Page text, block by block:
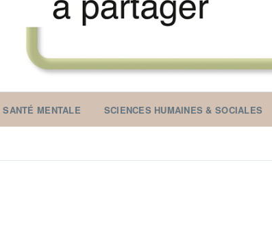
SANTÉ MENTALE SCIENCES HUMAINES & SOCIALES